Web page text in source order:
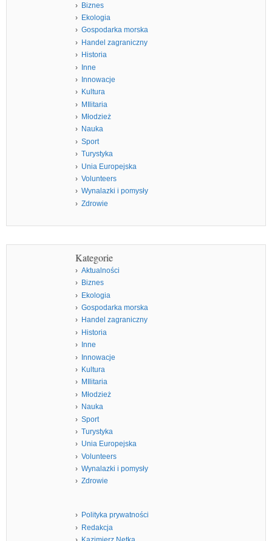
Biznes
Ekologia
Gospodarka morska
Handel zagraniczny
Historia
Inne
Innowacje
Kultura
MIlitaria
Młodzież
Nauka
Sport
Turystyka
Unia Europejska
Volunteers
Wynalazki i pomysły
Zdrowie
Kategorie
Aktualności
Biznes
Ekologia
Gospodarka morska
Handel zagraniczny
Historia
Inne
Innowacje
Kultura
MIlitaria
Młodzież
Nauka
Sport
Turystyka
Unia Europejska
Volunteers
Wynalazki i pomysły
Zdrowie
Polityka prywatności
Redakcja